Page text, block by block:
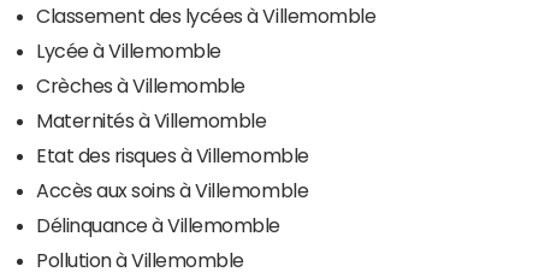
Classement des lycées à Villemomble
Lycée à Villemomble
Crèches à Villemomble
Maternités à Villemomble
Etat des risques à Villemomble
Accès aux soins à Villemomble
Délinquance à Villemomble
Pollution à Villemomble